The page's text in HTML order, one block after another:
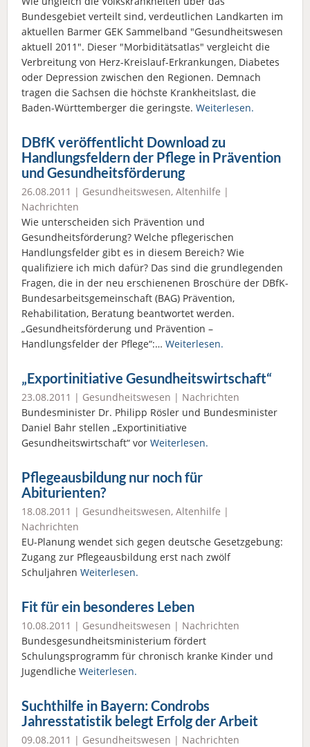
Bundesgebiet verteilt sind, verdeutlichen Landkarten im
aktuellen Barmer GEK Sammelband "Gesundheitswesen
aktuell 2011". Dieser "Morbiditätsatlas" vergleicht die
Verbreitung von Herz-Kreislauf-Erkrankungen, Diabetes
oder Depression zwischen den Regionen. Demnach
tragen die Sachsen die höchste Krankheitslast, die
Baden-Württemberger die geringste. Weiterlesen.
DBfK veröffentlicht Download zu
Handlungsfeldern der Pflege in Prävention
und Gesundheitsförderung
26.08.2011 | Gesundheitswesen, Altenhilfe |
Nachrichten
Wie unterscheiden sich Prävention und
Gesundheitsförderung? Welche pflegerischen
Handlungsfelder gibt es in diesem Bereich? Wie
qualifiziere ich mich dafür? Das sind die grundlegenden
Fragen, die in der neu erschienenen Broschüre der DBfK-
Bundesarbeitsgemeinschaft (BAG) Prävention,
Rehabilitation, Beratung beantwortet werden.
„Gesundheitsförderung und Prävention –
Handlungsfelder der Pflege“:… Weiterlesen.
„Exportinitiative Gesundheitswirtschaft“
23.08.2011 | Gesundheitswesen | Nachrichten
Bundesminister Dr. Philipp Rösler und Bundesminister
Daniel Bahr stellen „Exportinitiative
Gesundheitswirtschaft“ vor Weiterlesen.
Pflegeausbildung nur noch für
Abiturienten?
18.08.2011 | Gesundheitswesen, Altenhilfe |
Nachrichten
EU-Planung wendet sich gegen deutsche Gesetzgebung:
Zugang zur Pflegeausbildung erst nach zwölf
Schuljahren Weiterlesen.
Fit für ein besonderes Leben
10.08.2011 | Gesundheitswesen | Nachrichten
Bundesgesundheitsministerium fördert
Schulungsprogramm für chronisch kranke Kinder und
Jugendliche Weiterlesen.
Suchthilfe in Bayern: Condrobs
Jahresstatistik belegt Erfolg der Arbeit
09.08.2011 | Gesundheitswesen | Nachrichten